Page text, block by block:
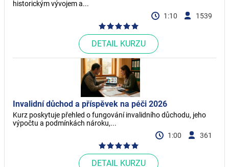
historickým vývojem a...
1:10
1539
DETAIL KURZU
Invalidní důchod a příspěvek na péči 2026
Kurz poskytuje přehled o fungování invalidního důchodu, jeho
výpočtu a podmínkách nároku,...
1:00
361
DETAIL KURZU